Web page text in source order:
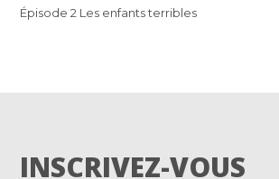
Épisode 2 Les enfants terribles
INSCRIVEZ-VOUS